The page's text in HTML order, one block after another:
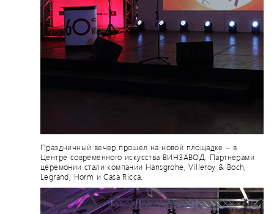
Праздничный вечер прошел на новой площадке – в
Центре современного искусства ВИНЗАВОД. Партнерами
церемонии стали компании Hansgrohe, Villeroy & Boch,
Legrand, Horm и Casa Ricca.